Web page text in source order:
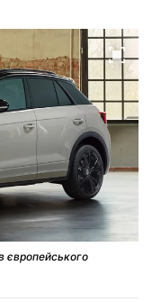
європейського